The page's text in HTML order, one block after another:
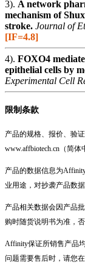
3). A network
mechanism of
stroke. Journal of
[IF=4.8]
4). FOXO4
epithelial cells by
Experimental Cell
限制条款
产品的规格、报价、验
www.affbiotech.cn（简体
产品的数据信息为
业用途，对抄袭产品数
产品相关数据会因产品
购时随货说明书为准，
Affinity保证所销售产品
问题需要售后时，请您